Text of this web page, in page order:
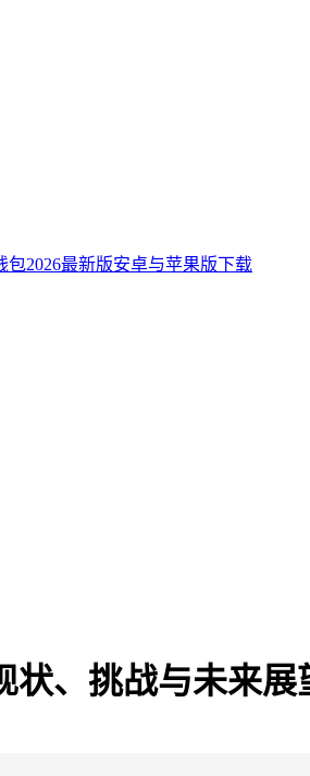
状、挑战与未来展